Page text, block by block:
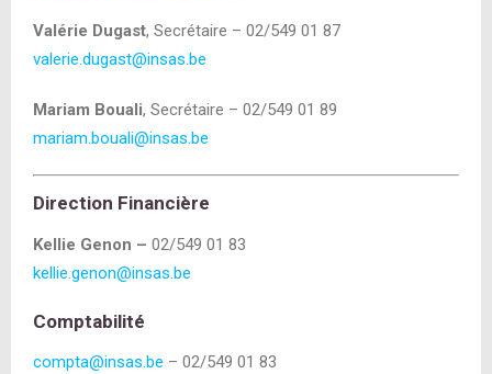
Valérie Dugast, Secrétaire – 02/549 01 87
valerie.dugast@insas.be
Mariam Bouali, Secrétaire – 02/549 01 89
mariam.bouali@insas.be
Direction Financière
Kellie Genon – 02/549 01 83
kellie.genon@insas.be
Comptabilité
compta@insas.be – 02/549 01 83